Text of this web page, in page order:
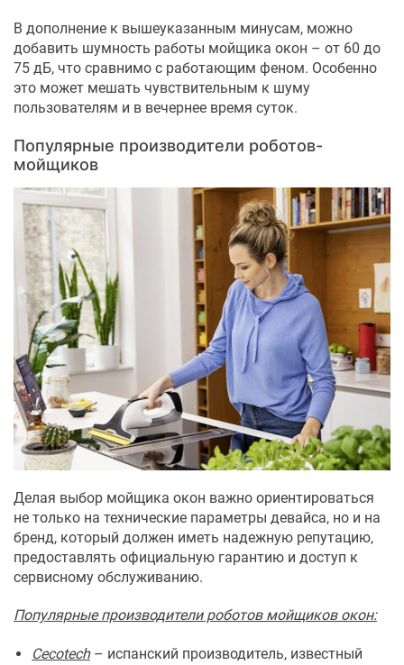
В дополнение к вышеуказанным минусам, можно
добавить шумность работы мойщика окон – от 60 до
75 дБ, что сравнимо с работающим феном. Особенно
это может мешать чувствительным к шуму
пользователям и в вечернее время суток.
Популярные производители роботов-
мойщиков
Делая выбор мойщика окон важно ориентироваться
не только на технические параметры девайса, но и на
бренд, который должен иметь надежную репутацию,
предоставлять официальную гарантию и доступ к
сервисному обслуживанию.
Популярные производители роботов мойщиков окон:
Cecotech– испанский производитель, известный